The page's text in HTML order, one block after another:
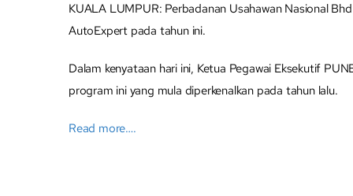
KUALA LUMPUR: Perbadanan Usahawan Nasional
AutoExpert pada tahun ini.
Dalam kenyataan hari ini, Ketua Pegawai Eksekutif
program ini yang mula diperkenalkan pada tahun lalu.
Read more….